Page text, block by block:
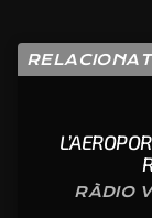
RÀDIO